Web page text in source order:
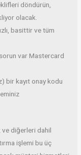
döndürün,
olacak.
basittir ve tüm
var Mastercard
bir kayıt onay kodu
diğerleri dahil
işlemi bu üç